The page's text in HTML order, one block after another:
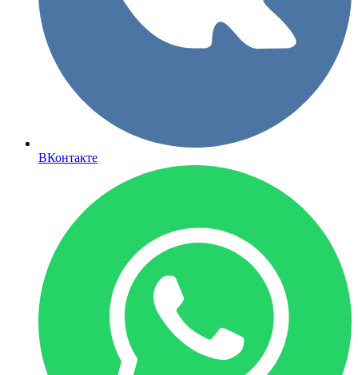
ВКонтакте